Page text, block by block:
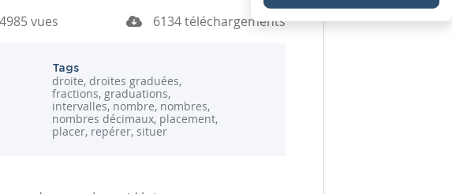
4985 vues 6134 téléchargements
Tags
droite, droites graduées,
fractions, graduations,
intervalles, nombre, nombres,
nombres décimaux, placement,
placer, repérer, situer